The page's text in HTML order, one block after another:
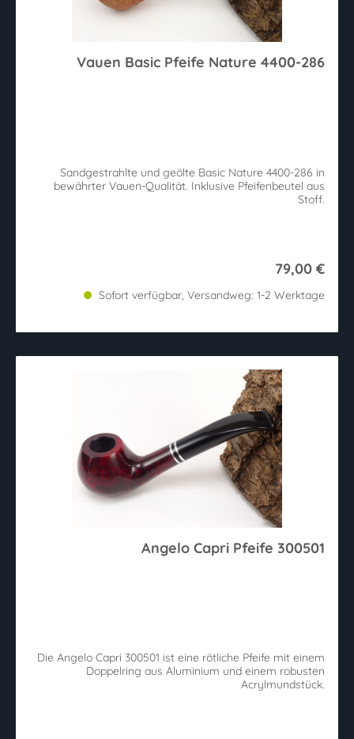
Vauen Basic Pfeife Nature 4400-286
Sandgestrahlte und geölte Basic Nature 4400-286 in
bewährter Vauen-Qualität. Inklusive Pfeifenbeutel aus
Stoff.
79,00 €
Sofort verfügbar, Versandweg: 1-2 Werktage
Angelo Capri Pfeife 300501
Die Angelo Capri 300501 ist eine rötliche Pfeife mit einem
Doppelring aus Aluminium und einem robusten
Acrylmundstück.